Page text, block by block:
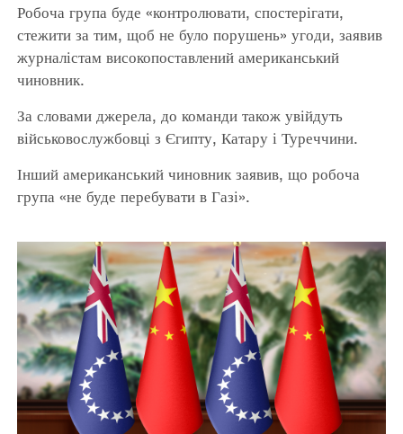
Робоча група буде «контролювати, спостерігати,
стежити за тим, щоб не було порушень» угоди, заявив
журналістам високопоставлений американський
чиновник.
За словами джерела, до команди також увійдуть
військовослужбовці з Єгипту, Катару і Туреччини.
Інший американський чиновник заявив, що робоча
група «не буде перебувати в Газі».